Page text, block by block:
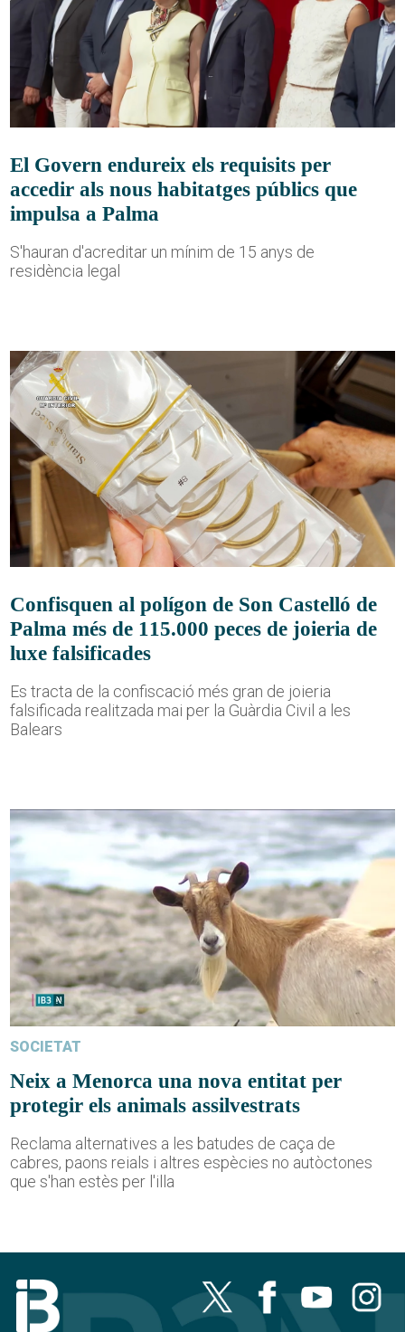
El Govern endureix els requisits per
accedir als nous habitatges públics que
impulsa a Palma
S'hauran d'acreditar un mínim de 15 anys de
residència legal
Confisquen al polígon de Son Castelló de
Palma més de 115.000 peces de joieria de
luxe falsificades
Es tracta de la confiscació més gran de joieria
falsificada realitzada mai per la Guàrdia Civil a les
Balears
SOCIETAT
Neix a Menorca una nova entitat per
protegir els animals assilvestrats
Reclama alternatives a les batudes de caça de
cabres, paons reials i altres espècies no autòctones
que s'han estès per l'illa